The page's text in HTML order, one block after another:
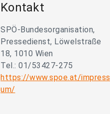
Kontakt
SPÖ-Bundesorganisation,
Pressedienst, Löwelstraße
18, 1010 Wien
Tel.: 01/53427-275
https://www.spoe.at/impress
um/